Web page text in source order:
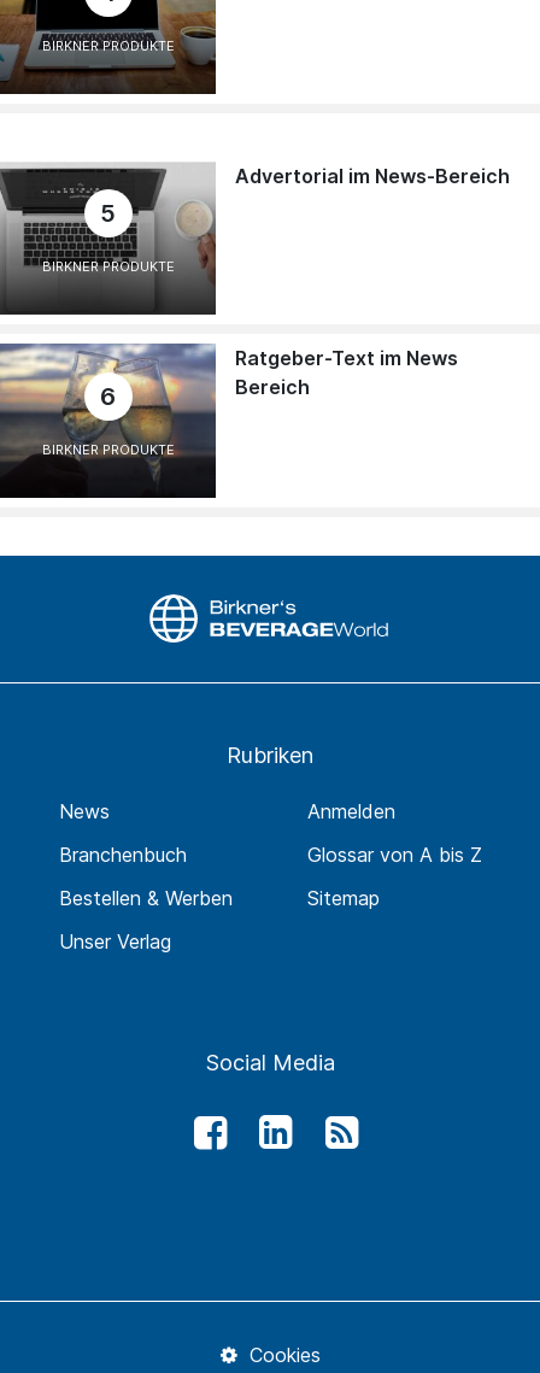
BIRKNER PRODUKTE
5
BIRKNER PRODUKTE
Advertorial im News-Bereich
6
BIRKNER PRODUKTE
Ratgeber-Text im News
Bereich
Rubriken
News
Branchenbuch
Bestellen & Werben
Unser Verlag
Anmelden
Glossar von A bis Z
Sitemap
Social Media
Cookies